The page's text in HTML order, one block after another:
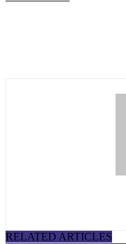
RELATED ARTICLES